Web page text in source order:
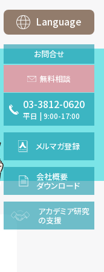
Language
お問合せ
無料相談
03-3812-0620
平日 |9:00-17:00
メルマガ登録
会社概要
ダウンロード
アカデミア研究
の支援